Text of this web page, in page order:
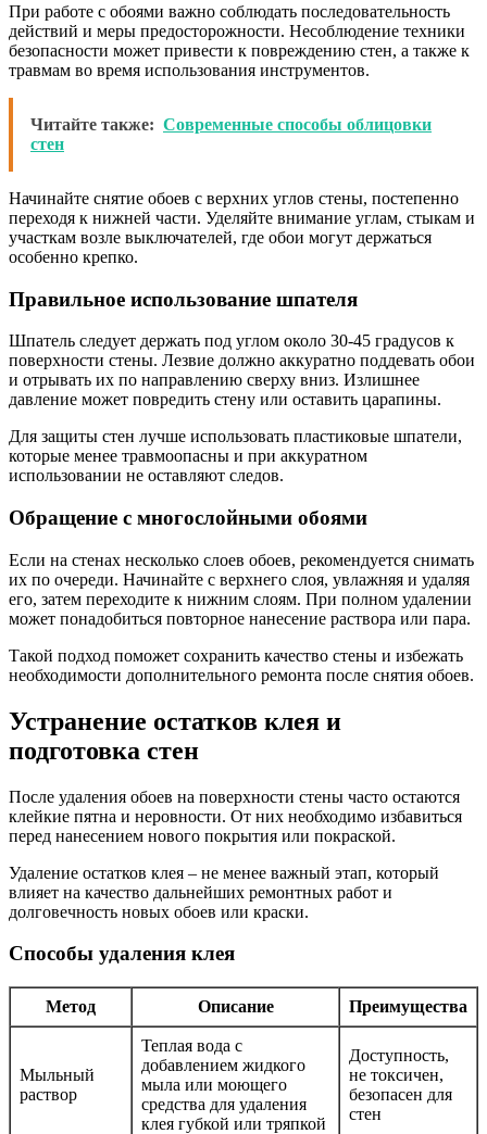
При работе с обоями важно соблюдать последовательность
действий и меры предосторожности. Несоблюдение техники
безопасности может привести к повреждению стен, а также к
травмам во время использования инструментов.
Читайте также: Современные способы облицовки
стен
Начинайте снятие обоев с верхних углов стены, постепенно
переходя к нижней части. Уделяйте внимание углам, стыкам и
участкам возле выключателей, где обои могут держаться
особенно крепко.
Правильное использование шпателя
Шпатель следует держать под углом около 30-45 градусов к
поверхности стены. Лезвие должно аккуратно поддевать обои
и отрывать их по направлению сверху вниз. Излишнее
давление может повредить стену или оставить царапины.
Для защиты стен лучше использовать пластиковые шпатели,
которые менее травмоопасны и при аккуратном
использовании не оставляют следов.
Обращение с многослойными обоями
Если на стенах несколько слоев обоев, рекомендуется снимать
их по очереди. Начинайте с верхнего слоя, увлажняя и удаляя
его, затем переходите к нижним слоям. При полном удалении
может понадобиться повторное нанесение раствора или пара.
Такой подход поможет сохранить качество стены и избежать
необходимости дополнительного ремонта после снятия обоев.
Устранение остатков клея и
подготовка стен
После удаления обоев на поверхности стены часто остаются
клейкие пятна и неровности. От них необходимо избавиться
перед нанесением нового покрытия или покраской.
Удаление остатков клея – не менее важный этап, который
влияет на качество дальнейших ремонтных работ и
долговечность новых обоев или краски.
Способы удаления клея
Метод Описание Преимущества
Мыльный
раствор
Теплая вода с
добавлением жидкого
мыла или моющего
средства для удаления
клея губкой или тряпкой
Доступность,
не токсичен,
безопасен для
стен